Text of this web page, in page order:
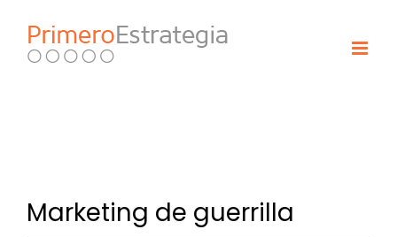
content
Marketing de guerrilla